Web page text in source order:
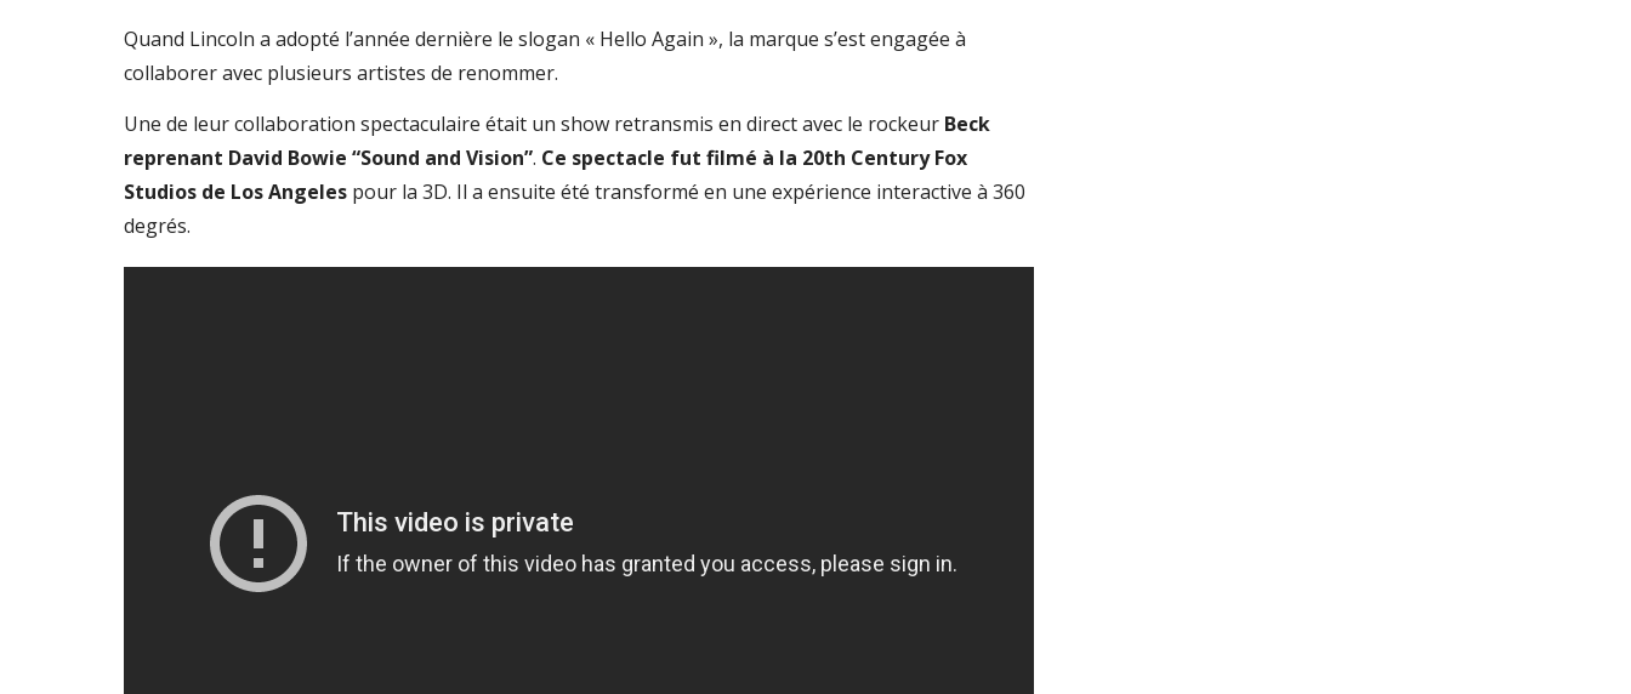
Quand Lincoln a adopté l’année dernière le slogan « Hello Again », la marque s’est engagée à
collaborer avec plusieurs artistes de renommer.
Une de leur collaboration spectaculaire était un show retransmis en direct avec le rockeur Beck
reprenant David Bowie “Sound and Vision”. Ce spectacle fut filmé à la 20th Century Fox
Studios de Los Angeles pour la 3D. Il a ensuite été transformé en une expérience interactive à 360
degrés.